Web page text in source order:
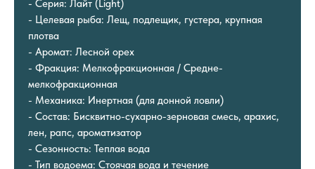
- Серия: Лайт (Light)
- Целевая рыба: Лещ, подлещик, густера, крупная
плотва
- Аромат: Лесной орех
- Фракция: Мелкофракционная / Средне-
мелкофракционная
- Механика: Инертная (для донной ловли)
- Состав: Бисквитно-сухарно-зерновая смесь, арахис,
лен, рапс, ароматизатор
- Сезонность: Теплая вода
- Тип водоема: Стоячая вода и течение